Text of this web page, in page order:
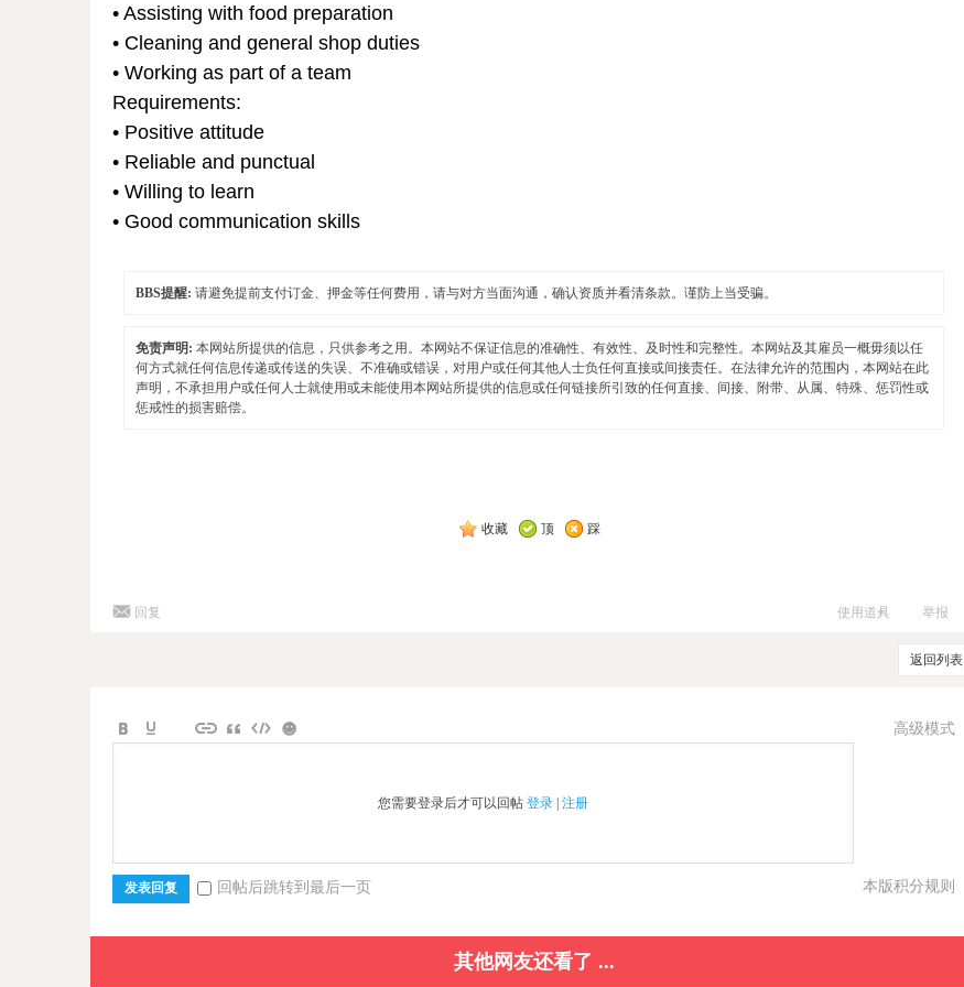
• Assisting with food preparation
• Cleaning and general shop duties
• Working as part of a team
Requirements:
• Positive attitude
• Reliable and punctual
• Willing to learn
• Good communication skills
BBS提醒: 请避免提前支付订金、押金等任何费用，请与对方当面沟通，确认资质并看清条款。谨防上当受骗。
免责声明: 本网站所提供的信息，只供参考之用。本网站不保证信息的准确性、有效性、及时性和完整性。本网站及其雇员一概毋须以任
何方式就任何信息传递或传送的失误、不准确或错误，对用户或任何其他人士负任何直接或间接责任。在法律允许的范围内，本网站在此
声明，不承担用户或任何人士就使用或未能使用本网站所提供的信息或任何链接所引致的任何直接、间接、附带、从属、特殊、惩罚性或
惩戒性的损害赔偿。
收藏 顶 踩
回复 使用道具 举报
返回列表
高级模式
您需要登录后才可以回帖 登录 | 注册
本版积分规则
发表回复 回帖后跳转到最后一页
其他网友还看了 ...